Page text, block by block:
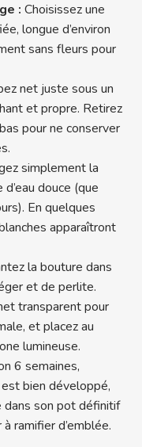
: Choisissez une
longue d’environ
sans fleurs pour
net juste sous un
et propre. Retirez
pour ne conserver
simplement la
douce (que
En quelques
apparaîtront
la bouture dans
et de perlite.
transparent pour
et placez au
lumineuse.
6 semaines,
bien développé,
son pot définitif
ramifier d’emblée.